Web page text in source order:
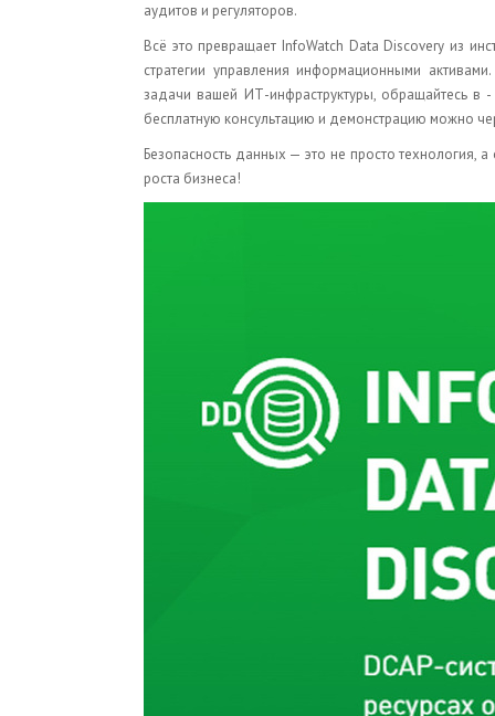
аудитов и регуляторов.
Всё это превращает InfoWatch Data Discovery из
стратегии управления информационными
задачи вашей ИТ-инфраструктуры, обращайтесь в -
бесплатную консультацию и демонстрацию можно
Безопасность данных — это не просто технология,
роста бизнеса!